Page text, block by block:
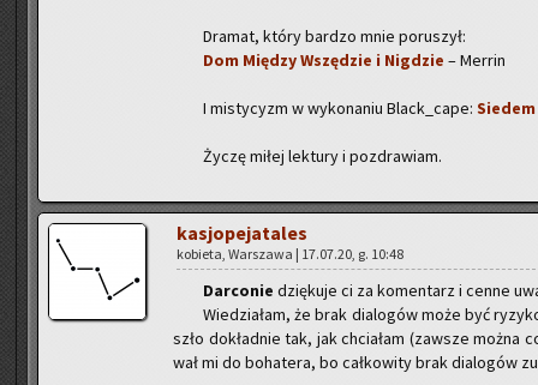
Dra­mat, który bar­dzo mnie po­ru­szył:
Dom Mię­dzy Wszę­dzie i Ni­g­dzie – Mer­rin
I mi­sty­cyzm w wy­ko­na­niu Black_ca­pe:
Życzę miłej lek­tu­ry i po­zdra­wiam.
ka­sjo­pe­ja­ta­les
ko­bie­ta, War­sza­wa | 17.07.20, g. 10:48
Dar­co­nie dzię­ku­je ci za ko­men­tarz i cenne
Wie­dzia­łam, że brak dia­lo­gów może być
szło do­kład­nie tak, jak chcia­łam (za­wsze
wał mi do bo­ha­te­ra, bo cał­ko­wi­ty brak dia­lo­gów